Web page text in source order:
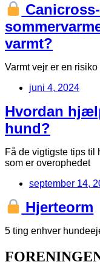
varmt?
Varmt vejr er en
juni 4, 2024
Hvordan
hund?
Få de vigtigste tips
som er overophedet
september 14,
Hjerteorm
5 ting enhver